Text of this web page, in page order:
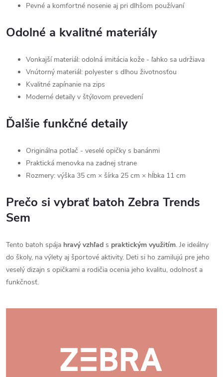
Pevné a komfortné nosenie aj pri dlhšom používaní
Odolné a kvalitné materiály
Vonkajší materiál: odolná imitácia kože - ľahko sa udržiava
Vnútorný materiál: polyester s dlhou životnosťou
Kvalitné zapínanie na zips
Moderné detaily v štýlovom prevedení
Ďalšie funkčné detaily
Originálna potlač - veselé opičky s banánmi
Praktická menovka na zadnej strane
Rozmery: výška 35 cm × šírka 25 cm × hĺbka 11 cm
Prečo si vybrať batoh Zebra Trends
Sem
Tento batoh spája hravý vzhľad s praktickým využitím. Je ideálny
do školy, na výlety aj športové aktivity. Deti si ho zamilujú pre jeho
veselý dizajn s opičkami a rodičia ocenia jeho kvalitu, odolnosť a
funkčnosť.